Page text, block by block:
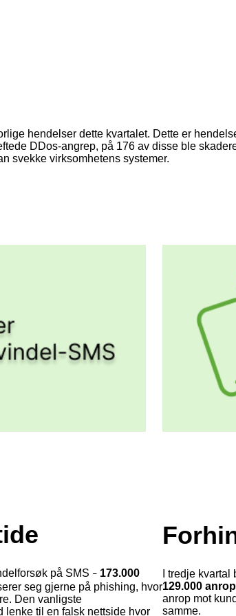
om at man har penger til gode eller skylder
ofrene kontaktet med beskjed om at
hendelser dette kvartalet. Dette er
DDos-angrep, på 176 av disse ble
svekke virksomhetens systemer.
på SMS – 173.000
seg gjerne på phishing, hvor
Den vanligste
lenke til en falsk nettside hvor
I tredje
129.000
anrop mot
samme.